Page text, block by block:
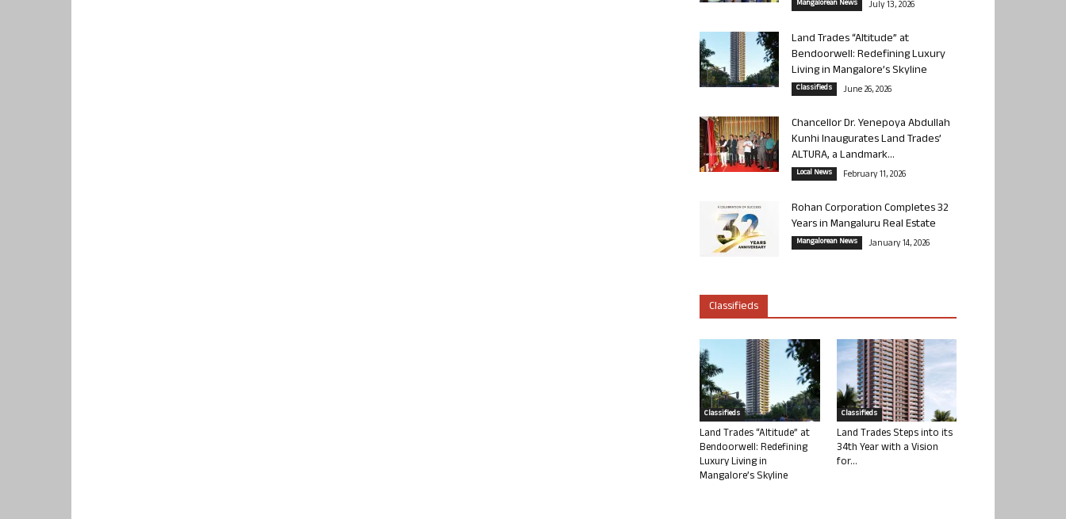
Mangalorean News July 13, 2026
Land Trades “Altitude” at
Bendoorwell: Redefining Luxury
Living in Mangalore’s Skyline
Classifieds June 26, 2026
Chancellor Dr. Yenepoya Abdullah
Kunhi Inaugurates Land Trades’
ALTURA, a Landmark...
Local News February 11, 2026
Rohan Corporation Completes 32
Years in Mangaluru Real Estate
Mangalorean News January 14, 2026
Classifieds
Classifieds
Land Trades “Altitude” at
Bendoorwell: Redefining
Luxury Living in
Mangalore’s Skyline
Classifieds
Land Trades Steps into its
34th Year with a Vision
for...